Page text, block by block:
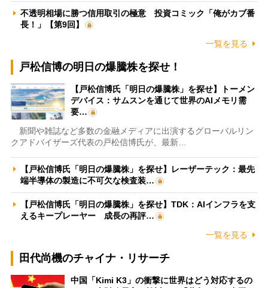
不透明相場に勝つ信用取引の極意 投資コミック「俺がカブ番
長！」【第9回】
一覧を見る
戸松信博の明日の爆騰株を探せ！
【戸松信博氏「明日の爆騰株」を探せ】トーメン
デバイス：サムスンを通じて世界のAIメモリ需
要…
新聞や雑誌など多数の金融メディアに出演するグローバルリン
クアドバイザーズ代表の戸松信博氏が、最新…
【戸松信博氏「明日の爆騰株」を探せ】レーザーテック：最先
端半導体の製造に不可欠な検査装…
【戸松信博氏「明日の爆騰株」を探せ】TDK：AIインフラを支
えるキープレーヤー 成長の再評…
一覧を見る
田代尚機のチャイナ・リサーチ
中国「Kimi K3」の衝撃に世界はどう対応するの